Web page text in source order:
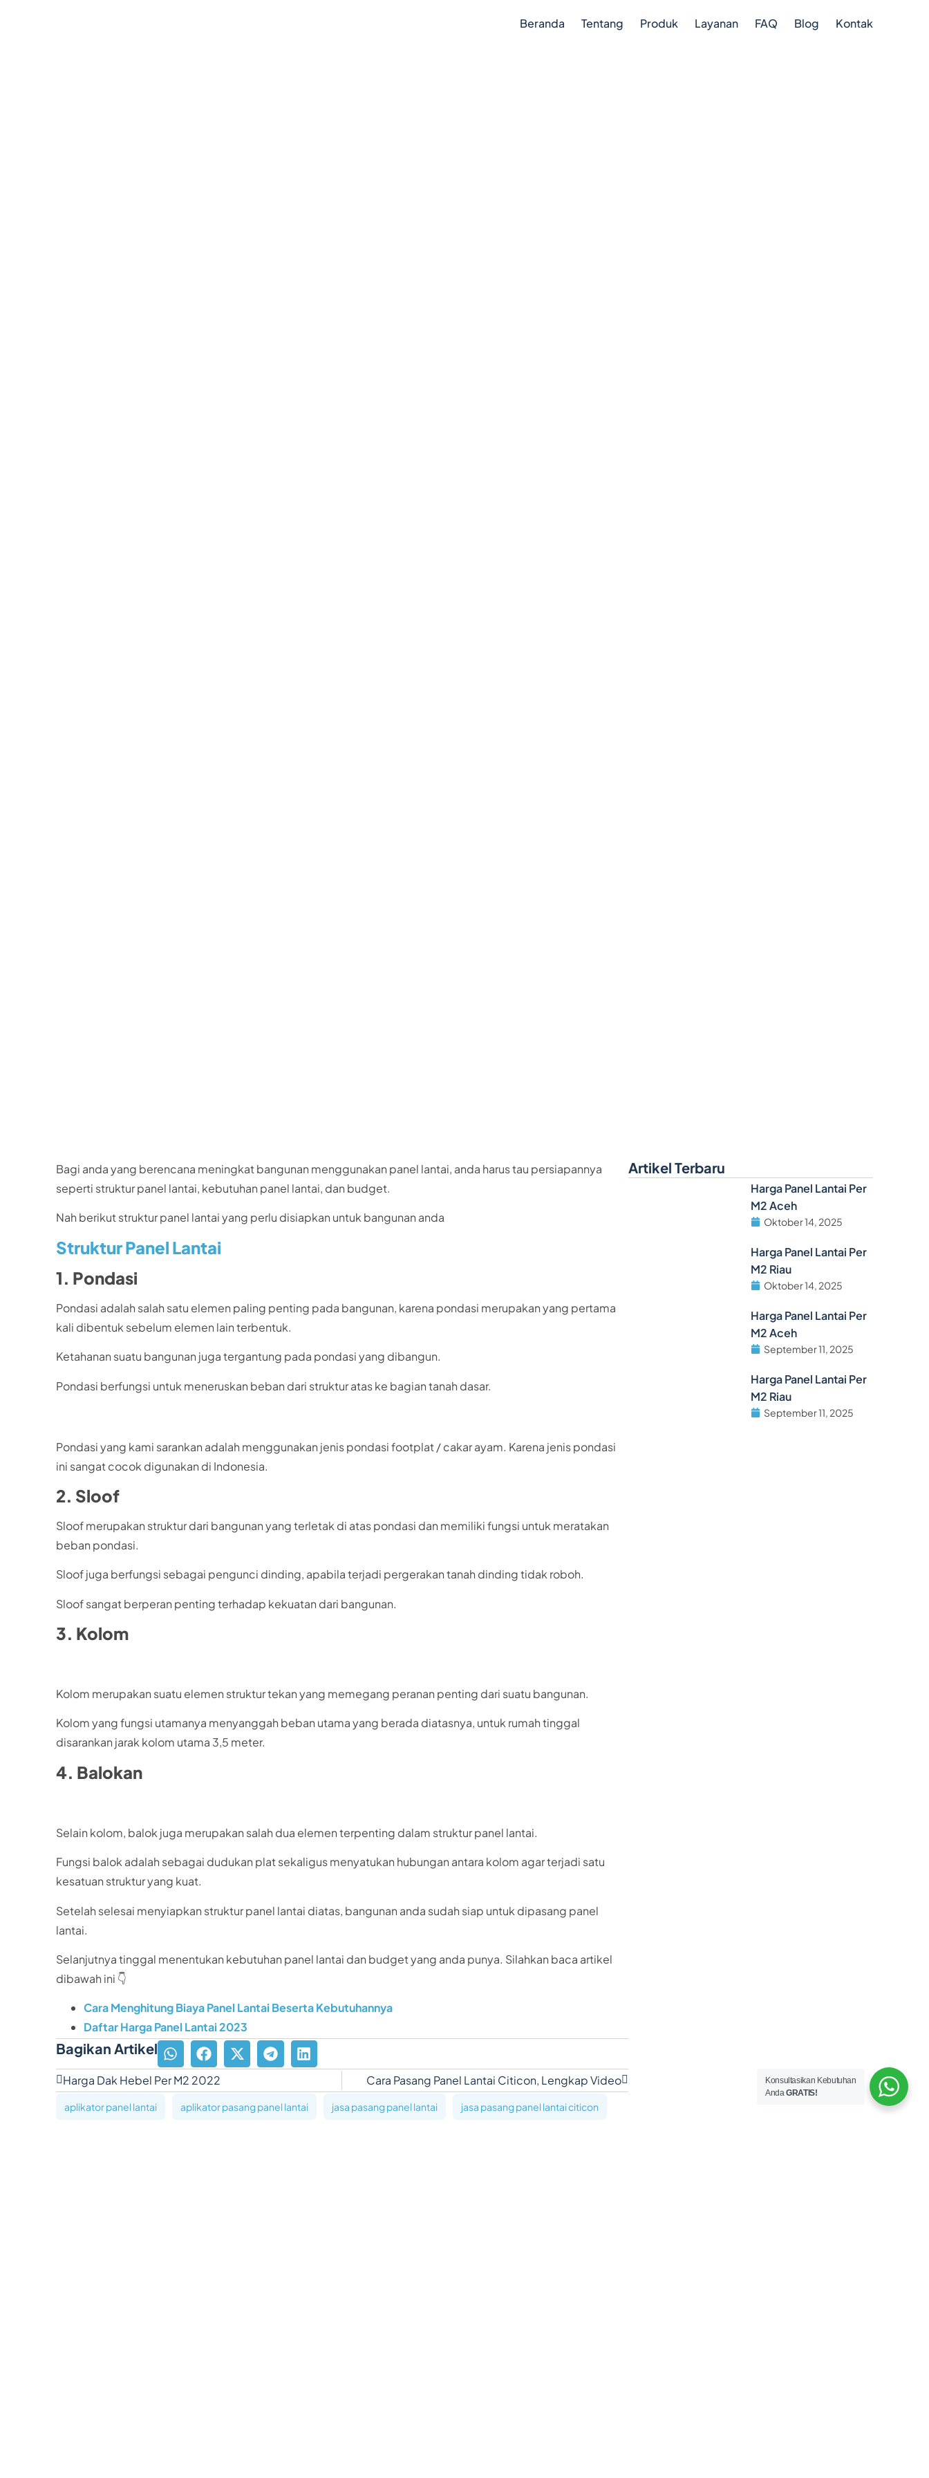
Beranda Tentang Produk Layanan FAQ Blog Kontak
Bagi anda yang berencana meningkat bangunan menggunakan panel lantai, anda harus tau persiapannya
seperti struktur panel lantai, kebutuhan panel lantai, dan budget.
Nah berikut struktur panel lantai yang perlu disiapkan untuk bangunan anda
Struktur Panel Lantai
1. Pondasi
Pondasi adalah salah satu elemen paling penting pada bangunan, karena pondasi merupakan yang pertama
kali dibentuk sebelum elemen lain terbentuk.
Ketahanan suatu bangunan juga tergantung pada pondasi yang dibangun.
Pondasi berfungsi untuk meneruskan beban dari struktur atas ke bagian tanah dasar.
Pondasi yang kami sarankan adalah menggunakan jenis pondasi footplat / cakar ayam. Karena jenis pondasi
ini sangat cocok digunakan di Indonesia.
2. Sloof
Sloof merupakan struktur dari bangunan yang terletak di atas pondasi dan memiliki fungsi untuk meratakan
beban pondasi.
Sloof juga berfungsi sebagai pengunci dinding, apabila terjadi pergerakan tanah dinding tidak roboh.
Sloof sangat berperan penting terhadap kekuatan dari bangunan.
3. Kolom
Kolom merupakan suatu elemen struktur tekan yang memegang peranan penting dari suatu bangunan.
Kolom yang fungsi utamanya menyanggah beban utama yang berada diatasnya, untuk rumah tinggal
disarankan jarak kolom utama 3,5 meter.
4. Balokan
Selain kolom, balok juga merupakan salah dua elemen terpenting dalam struktur panel lantai.
Fungsi balok adalah sebagai dudukan plat sekaligus menyatukan hubungan antara kolom agar terjadi satu
kesatuan struktur yang kuat.
Setelah selesai menyiapkan struktur panel lantai diatas, bangunan anda sudah siap untuk dipasang panel
lantai.
Selanjutnya tinggal menentukan kebutuhan panel lantai dan budget yang anda punya. Silahkan baca artikel
dibawah ini 👇
Cara Menghitung Biaya Panel Lantai Beserta Kebutuhannya
Daftar Harga Panel Lantai 2023
Bagikan Artikel
Harga Dak Hebel Per M2 2022 Cara Pasang Panel Lantai Citicon, Lengkap Video
aplikator panel lantai aplikator pasang panel lantai jasa pasang panel lantai jasa pasang panel lantai citicon
Artikel Terbaru
Harga Panel Lantai Per
M2 Aceh
Oktober 14, 2025
Harga Panel Lantai Per
M2 Riau
Oktober 14, 2025
Harga Panel Lantai Per
M2 Aceh
September 11, 2025
Harga Panel Lantai Per
M2 Riau
September 11, 2025
Konsultasikan Kebutuhan
AndaGRATIS!